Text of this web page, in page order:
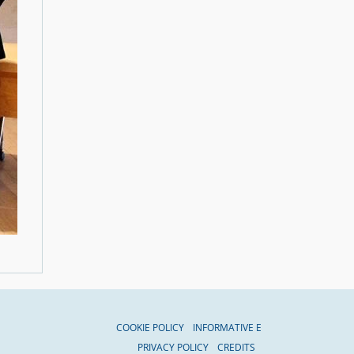
COOKIE POLICY
INFORMATIVE E
PRIVACY POLICY
CREDITS